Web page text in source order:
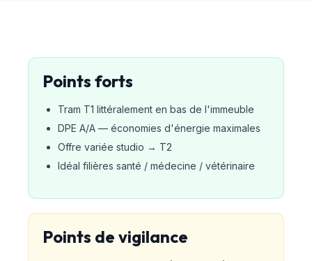
Points forts
Tram T1 littéralement en bas de l'immeuble
DPE A/A — économies d'énergie maximales
Offre variée studio → T2
Idéal filières santé / médecine / vétérinaire
Points de vigilance